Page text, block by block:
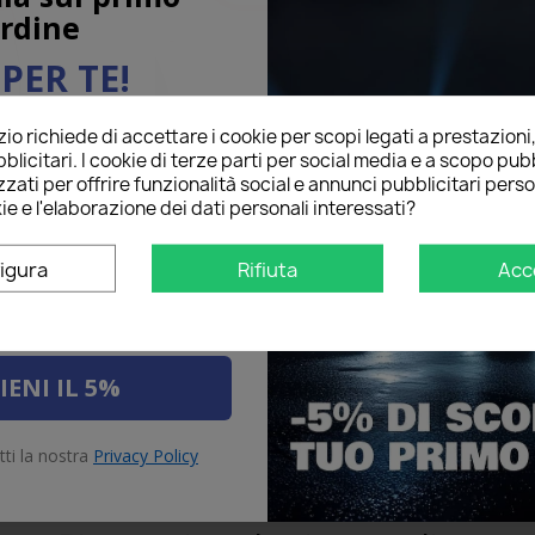
e Stop LED Retronebbia
LED
richiede di accettare i cookie per scopi legati a
I cookie di terze parti per social media e a scopo
per offrire funzionalità social e annunci pubblicitari
e l'elaborazione dei dati personali interessati?
Rifiuta
TE!
qui sotto per ricevere il
sul tuo primo ordine!
IL 5%
la nostra Privacy Policy